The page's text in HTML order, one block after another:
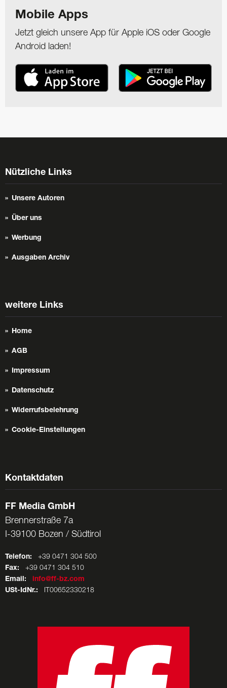
Mobile Apps
Jetzt gleich unsere App für Apple iOS oder Google
Android laden!
Nützliche Links
Unsere Autoren
Über uns
Werbung
Ausgaben Archiv
weitere Links
Home
AGB
Impressum
Datenschutz
Widerrufsbelehrung
Cookie-Einstellungen
Kontaktdaten
FF Media GmbH
Brennerstraße 7a
I-39100 Bozen / Südtirol
Telefon: +39 0471 304 500
Fax: +39 0471 304 510
Email:
info@ff-bz.com
USt-IdNr.: IT00652330218